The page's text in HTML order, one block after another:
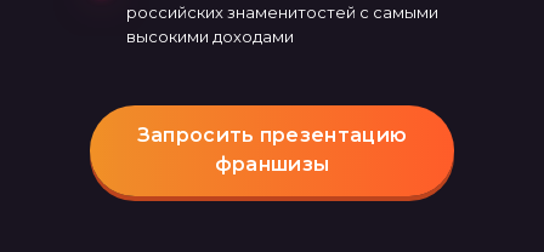
Запросить презентацию
франшизы
российских знаменитостей с самыми
высокими доходами